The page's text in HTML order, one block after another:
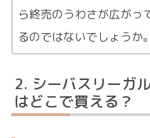
ら終売のうわさが広がっ
るのではないでしょうか。
シーバスリーガ
はどこで買える？